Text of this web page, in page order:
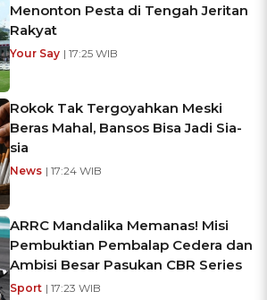
Menonton Pesta di Tengah Jeritan
Rakyat
Your Say | 17:25 WIB
Rokok Tak Tergoyahkan Meski
Beras Mahal, Bansos Bisa Jadi Sia-
sia
News | 17:24 WIB
ARRC Mandalika Memanas! Misi
Pembuktian Pembalap Cedera dan
Ambisi Besar Pasukan CBR Series
Sport | 17:23 WIB